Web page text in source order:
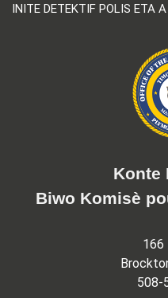
INITE DETEKTIF POLIS ETA A
Konte
Biwo Komisè
166
508-